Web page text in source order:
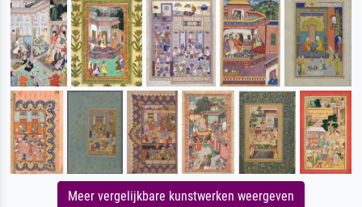
Meer vergelijkbare kunstwerken weergeven